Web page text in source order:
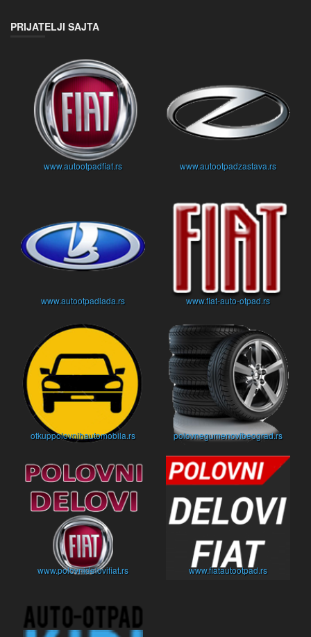
PRIJATELJI SAJTA
www.autootpadfiat.rs www.autootpadzastava.rs
www.autootpadlada.rs www.fiat-auto-otpad.rs
otkuppolovnihautomobila.rs polovnegumenovibeograd.rs
www.polovnidelovifiat.rs www.fiatautootpad.rs